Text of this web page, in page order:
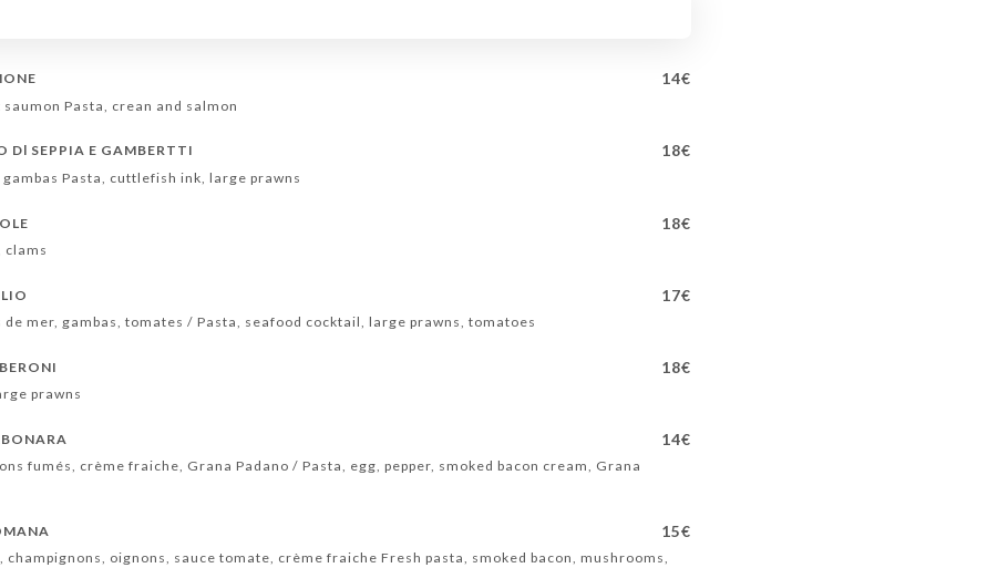
14€
Pasta, crean and salmon
Dl SEPPIA E GAMBERTTI 18€
Pasta, cuttlefish ink, large prawns
18€
clams
17€
mer, gambas, tomates / Pasta, seafood cocktail, large prawns, tomatoes
18€
prawns
14€
fumés, crème fraiche, Grana Padano / Pasta, egg, pepper, smoked bacon cream, Grana
15€
oignons, sauce tomate, crème fraiche Fresh pasta, smoked bacon, mushrooms,